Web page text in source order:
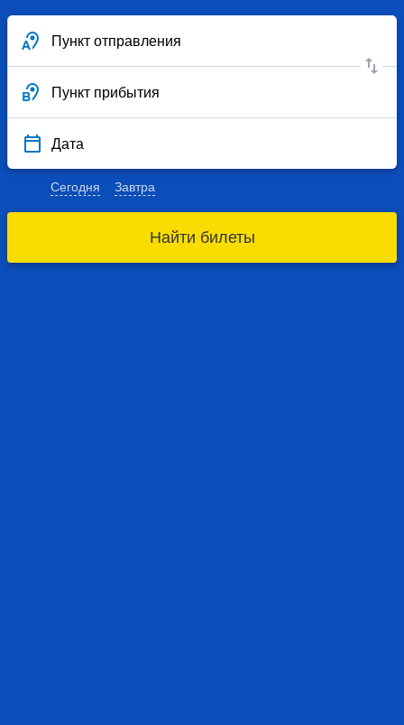
Пункт отправления
Пункт прибытия
Дата
Сегодня Завтра
Найти билеты